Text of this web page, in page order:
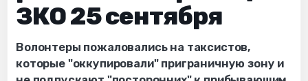
ЗКО 25 сентября
Волонтеры пожаловались на таксистов,
которые "оккупировали" приграничную зону и